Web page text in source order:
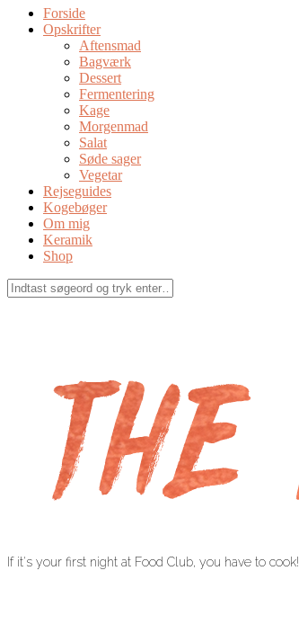
Forside
Opskrifter
Aftensmad
Bagværk
Dessert
Fermentering
Kage
Morgenmad
Salat
Søde sager
Vegetar
Rejseguides
Kogebøger
Om mig
Keramik
Shop
If it's your first night at Food Club, you have to cook!